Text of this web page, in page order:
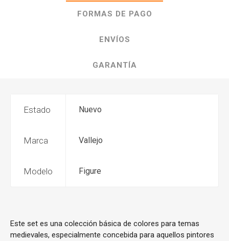
FORMAS DE PAGO
ENVÍOS
GARANTÍA
Estado Nuevo
Marca Vallejo
Modelo Figure
Este set es una colección básica de colores para temas
medievales, especialmente concebida para aquellos pintores